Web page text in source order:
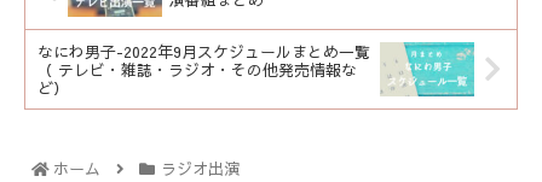
なにわ男子-2022年9月スケジュールまとめ一覧
（ テレビ・雑誌・ラジオ・その他発売情報な
ど）
ホーム ラジオ出演